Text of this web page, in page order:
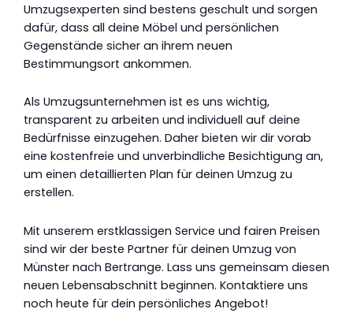
Umzugsexperten sind bestens geschult und sorgen
dafür, dass all deine Möbel und persönlichen
Gegenstände sicher an ihrem neuen
Bestimmungsort ankommen.
Als Umzugsunternehmen ist es uns wichtig,
transparent zu arbeiten und individuell auf deine
Bedürfnisse einzugehen. Daher bieten wir dir vorab
eine kostenfreie und unverbindliche Besichtigung an,
um einen detaillierten Plan für deinen Umzug zu
erstellen.
Mit unserem erstklassigen Service und fairen Preisen
sind wir der beste Partner für deinen Umzug von
Münster nach Bertrange. Lass uns gemeinsam diesen
neuen Lebensabschnitt beginnen. Kontaktiere uns
noch heute für dein persönliches Angebot!